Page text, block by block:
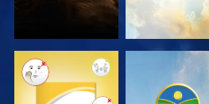
KIJK KIJK